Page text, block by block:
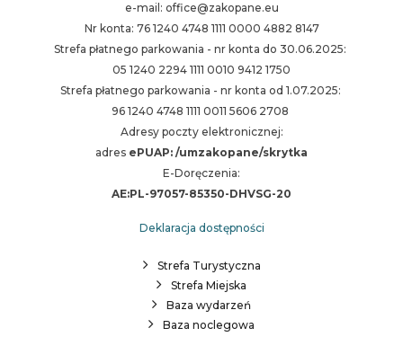
e-mail: office@zakopane.eu
Nr konta: 76 1240 4748 1111 0000 4882 8147
Strefa płatnego parkowania - nr konta do 30.06.2025:
05 1240 2294 1111 0010 9412 1750
Strefa płatnego parkowania - nr konta od 1.07.2025:
96 1240 4748 1111 0011 5606 2708
Adresy poczty elektronicznej:
adres ePUAP: /umzakopane/skrytka
E-Doręczenia:
AE:PL-97057-85350-DHVSG-20
Deklaracja dostępności
Strefa Turystyczna
Strefa Miejska
Baza wydarzeń
Baza noclegowa